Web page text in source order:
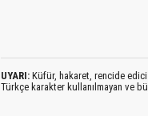
UYARI: Küfür, hakaret, rencide edici
Türkçe karakter kullanılmayan ve